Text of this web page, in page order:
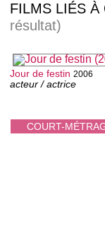
FILMS LIÉS À
résultat)
COURT-
Jour de festin 2006
acteur / actrice